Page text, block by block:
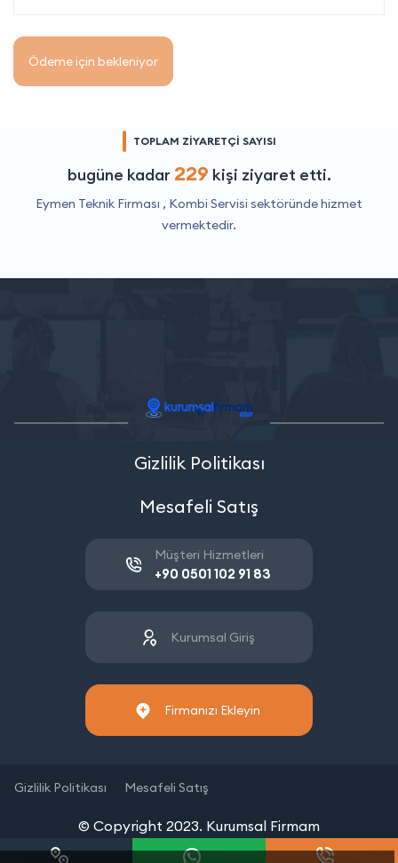
Ödeme için bekleniyor
TOPLAM ZİYARETÇİ SAYISI
bugüne kadar 229 kişi ziyaret etti.
Eymen Teknik Firması , Kombi Servisi sektöründe hizmet
vermektedir.
Gizlilik Politikası
Mesafeli Satış
Müşteri Hizmetleri
+90 0501 102 91 83
Kurumsal Giriş
Firmanızı Ekleyin
© Copyright 2023. Kurumsal Firmam
Gizlilik Politikası Mesafeli Satış